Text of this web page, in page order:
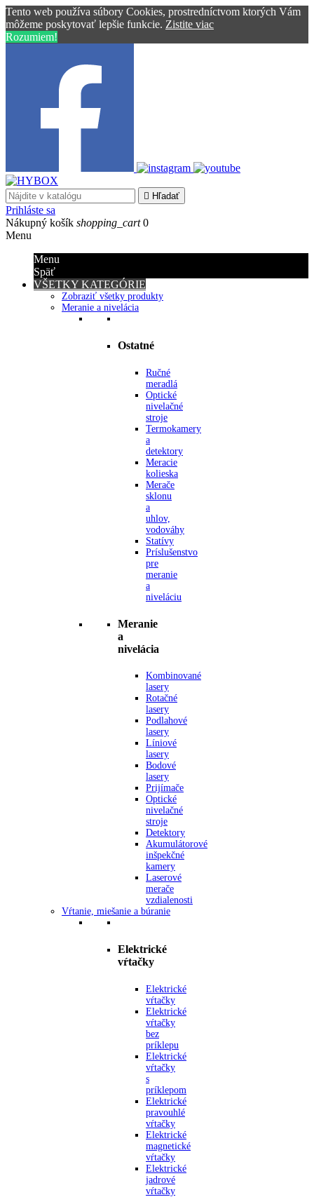
Tento web používa súbory Cookies, prostredníctvom ktorých Vám
môžeme poskytovať lepšie funkcie. Zistite viac
Rozumiem!
 Hľadať
Prihláste sa
Nákupný košík shopping_cart 0
Menu
Menu
Späť
VŠETKY KATEGÓRIE
Zobraziť všetky produkty
Meranie a nivelácia
Ostatné
Ručné
meradlá
Optické
nivelačné
stroje
Termokamery
a
detektory
Meracie
kolieska
Merače
sklonu
a
uhlov,
vodováhy
Statívy
Príslušenstvo
pre
meranie
a
niveláciu
Meranie
a
nivelácia
Kombinované
lasery
Rotačné
lasery
Podlahové
lasery
Líniové
lasery
Bodové
lasery
Prijímače
Optické
nivelačné
stroje
Detektory
Akumulátorové
inšpekčné
kamery
Laserové
merače
vzdialenosti
Vŕtanie, miešanie a búranie
Elektrické
vŕtačky
Elektrické
vŕtačky
Elektrické
vŕtačky
bez
príklepu
Elektrické
vŕtačky
s
príklepom
Elektrické
pravouhlé
vŕtačky
Elektrické
magnetické
vŕtačky
Elektrické
jadrové
vŕtačky